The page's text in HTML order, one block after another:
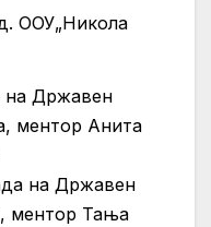
ООУ„Никола
на Државен
ментор Анита
на Државен
ментор Тања